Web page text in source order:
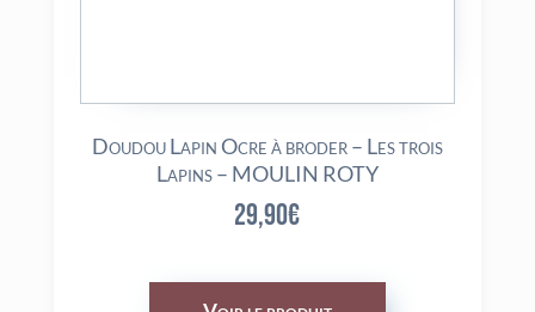
Doudou Lapin Ocre à broder – Les trois
Lapins – MOULIN ROTY
29,90€